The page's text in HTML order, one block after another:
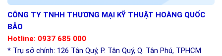
CÔNG TY TNHH THƯƠNG MẠI KỸ THUẬT HOÀNG QUỐC
BẢO
Hotline: 0937 685 000
* Trụ sở chính: 126 Tân Quý, P. Tân Quý, Q. Tân Phú, TPHCM